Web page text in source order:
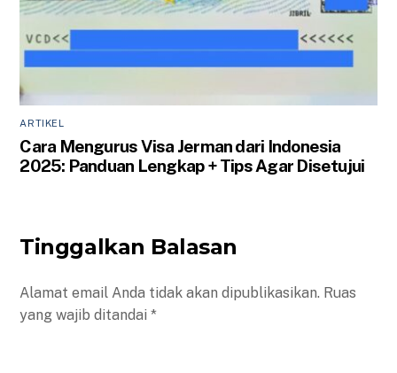
ARTIKEL
Cara Mengurus Visa Jerman dari Indonesia
2025: Panduan Lengkap + Tips Agar Disetujui
Tinggalkan Balasan
Alamat email Anda tidak akan dipublikasikan. Ruas
yang wajib ditandai*